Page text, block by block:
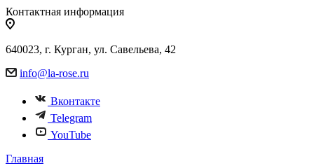
Контактная информация
640023, г. Курган, ул. Савельева, 42
info@la-rose.ru
Вконтакте
Telegram
YouTube
Главная